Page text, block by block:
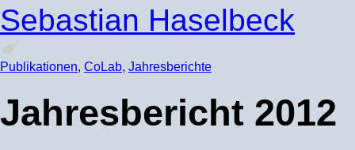
Sebastian Haselbeck
Publikationen, CoLab, Jahresberichte
Jahresbericht 2012